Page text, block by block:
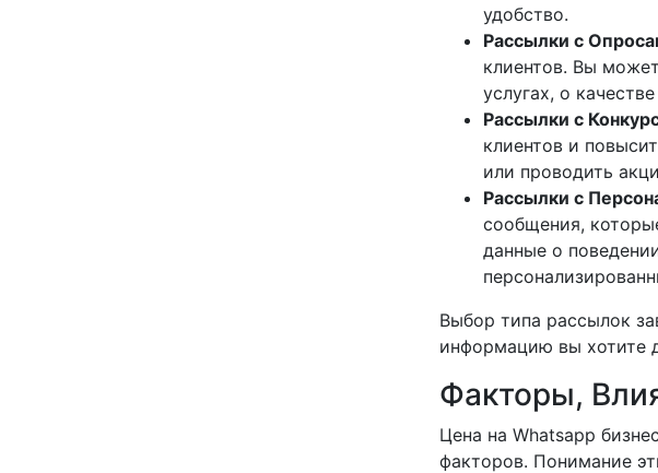
удобство.
Рассылки с
клиентов. Вы
услугах, о
Рассылки с
клиентов и
или проводить
Рассылки с
сообщения,
данные о
Выбор типа рассылок
информацию вы хотите
Факторы,
Цена на Whatsapp
факторов. Понимание